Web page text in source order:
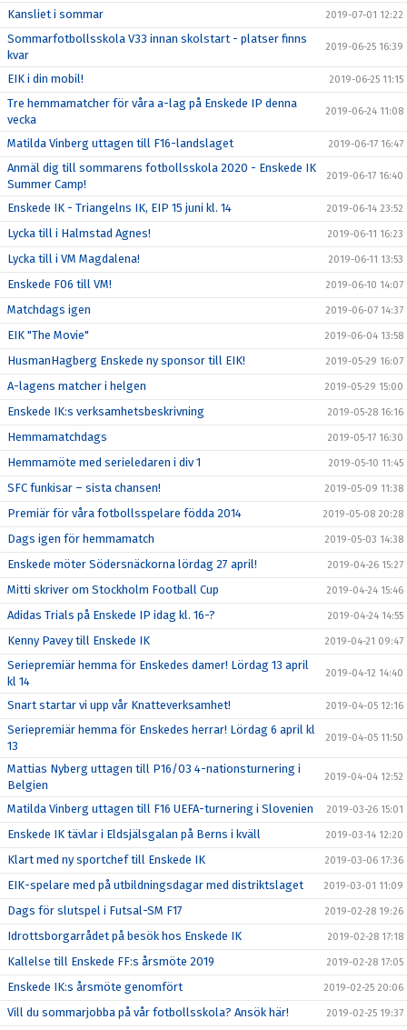
Kansliet i sommar 2019-07-01 12:22
Sommarfotbollsskola V33 innan skolstart - platser finns
kvar
2019-06-25 16:39
EIK i din mobil! 2019-06-25 11:15
Tre hemmamatcher för våra a-lag på Enskede IP denna
vecka
2019-06-24 11:08
Matilda Vinberg uttagen till F16-landslaget 2019-06-17 16:47
Anmäl dig till sommarens fotbollsskola 2020 - Enskede IK
Summer Camp!
2019-06-17 16:40
Enskede IK - Triangelns IK, EIP 15 juni kl. 14 2019-06-14 23:52
Lycka till i Halmstad Agnes! 2019-06-11 16:23
Lycka till i VM Magdalena! 2019-06-11 13:53
Enskede F06 till VM! 2019-06-10 14:07
Matchdags igen 2019-06-07 14:37
EIK "The Movie" 2019-06-04 13:58
HusmanHagberg Enskede ny sponsor till EIK! 2019-05-29 16:07
A-lagens matcher i helgen 2019-05-29 15:00
Enskede IK:s verksamhetsbeskrivning 2019-05-28 16:16
Hemmamatchdags 2019-05-17 16:30
Hemmamöte med serieledaren i div 1 2019-05-10 11:45
SFC funkisar – sista chansen! 2019-05-09 11:38
Premiär för våra fotbollsspelare födda 2014 2019-05-08 20:28
Dags igen för hemmamatch 2019-05-03 14:38
Enskede möter Södersnäckorna lördag 27 april! 2019-04-26 15:27
Mitti skriver om Stockholm Football Cup 2019-04-24 15:46
Adidas Trials på Enskede IP idag kl. 16-? 2019-04-24 14:55
Kenny Pavey till Enskede IK 2019-04-21 09:47
Seriepremiär hemma för Enskedes damer! Lördag 13 april
kl 14
2019-04-12 14:40
Snart startar vi upp vår Knatteverksamhet! 2019-04-05 12:16
Seriepremiär hemma för Enskedes herrar! Lördag 6 april kl
13
2019-04-05 11:50
Mattias Nyberg uttagen till P16/03 4-nationsturnering i
Belgien
2019-04-04 12:52
Matilda Vinberg uttagen till F16 UEFA-turnering i Slovenien 2019-03-26 15:01
Enskede IK tävlar i Eldsjälsgalan på Berns i kväll 2019-03-14 12:20
Klart med ny sportchef till Enskede IK 2019-03-06 17:36
EIK-spelare med på utbildningsdagar med distriktslaget 2019-03-01 11:09
Dags för slutspel i Futsal-SM F17 2019-02-28 19:26
Idrottsborgarrådet på besök hos Enskede IK 2019-02-28 17:18
Kallelse till Enskede FF:s årsmöte 2019 2019-02-28 17:05
Enskede IK:s årsmöte genomfört 2019-02-25 20:06
Vill du sommarjobba på vår fotbollsskola? Ansök här! 2019-02-25 19:37